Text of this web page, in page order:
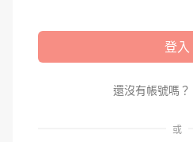
登入
還沒有帳號嗎？
或